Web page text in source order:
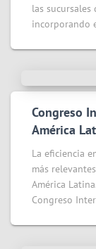
las
incorporando
Congreso
América
La eficiencia
más
América
Congreso